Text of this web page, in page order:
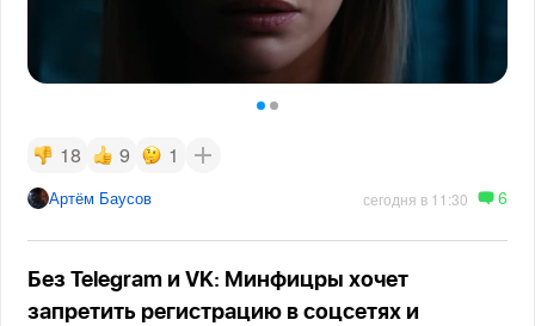
18 9 1
Артём Баусов сегодня в 11:30 6
Без Telegram и VK: Минфицры хочет
запретить регистрацию в соцсетях и